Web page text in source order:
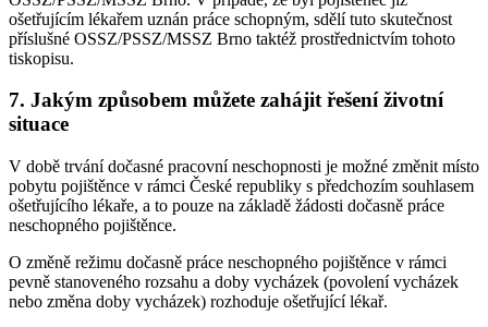
ošetřujícím lékařem uznán práce schopným, sdělí tuto skutečnost
příslušné OSSZ/PSSZ/MSSZ Brno taktéž prostřednictvím tohoto
tiskopisu.
7. Jakým způsobem můžete zahájit řešení životní
situace
V době trvání dočasné pracovní neschopnosti je možné změnit místo
pobytu pojištěnce v rámci České republiky s předchozím souhlasem
ošetřujícího lékaře, a to pouze na základě žádosti dočasně práce
neschopného pojištěnce.
O změně režimu dočasně práce neschopného pojištěnce v rámci
pevně stanoveného rozsahu a doby vycházek (povolení vycházek
nebo změna doby vycházek) rozhoduje ošetřující lékař.